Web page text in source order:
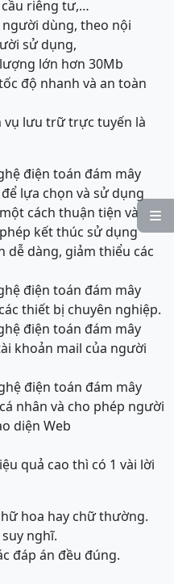

riêng tư,…
dùng, theo nội
sử dụng,
lớn hơn 30Mb
độ nhanh và an toàn
vụ lưu trữ trực tuyến là
điện toán đám mây
lựa chọn và sử dụng
cách thuận tiện và
kết thúc sử dụng
dễ dàng, giảm thiểu các
điện toán đám mây
thiết bị chuyên nghiệp.
điện toán đám mây
khoản mail của người
điện toán đám mây
nhân và cho phép người
diện Web
quả cao thì có 1 vài lời
hoa hay chữ thường.
nghĩ.
đáp án đều đúng.